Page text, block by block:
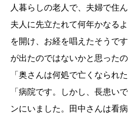
人暮らしの老人で、夫婦で住
夫人に先立たれて何年かなる
を開け、お経を唱えたそうで
が出たのではないかと思ったの
「奥さんは何処で亡くなられ
「病院です。しかし、長患い
ンにいました。田中さんは看